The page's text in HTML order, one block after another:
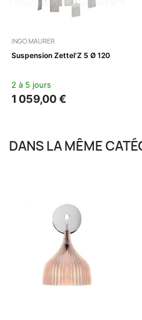
INGO MAURER
Suspension Zettel'Z 5 Ø 120
2 à 5 jours
1 059,00 €
DANS LA MÊME